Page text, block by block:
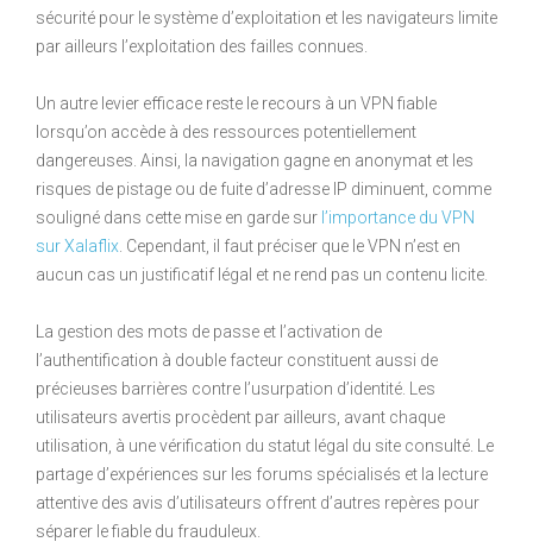
sécurité pour le système d’exploitation et les navigateurs limite
par ailleurs l’exploitation des failles connues.
Un autre levier efficace reste le recours à un VPN fiable
lorsqu’on accède à des ressources potentiellement
dangereuses. Ainsi, la navigation gagne en anonymat et les
risques de pistage ou de fuite d’adresse IP diminuent, comme
souligné dans cette mise en garde sur l’importance du VPN
sur Xalaflix . Cependant, il faut préciser que le VPN n’est en
aucun cas un justificatif légal et ne rend pas un contenu licite.
La gestion des mots de passe et l’activation de
l’authentification à double facteur constituent aussi de
précieuses barrières contre l’usurpation d’identité. Les
utilisateurs avertis procèdent par ailleurs, avant chaque
utilisation, à une vérification du statut légal du site consulté. Le
partage d’expériences sur les forums spécialisés et la lecture
attentive des avis d’utilisateurs offrent d’autres repères pour
séparer le fiable du frauduleux.